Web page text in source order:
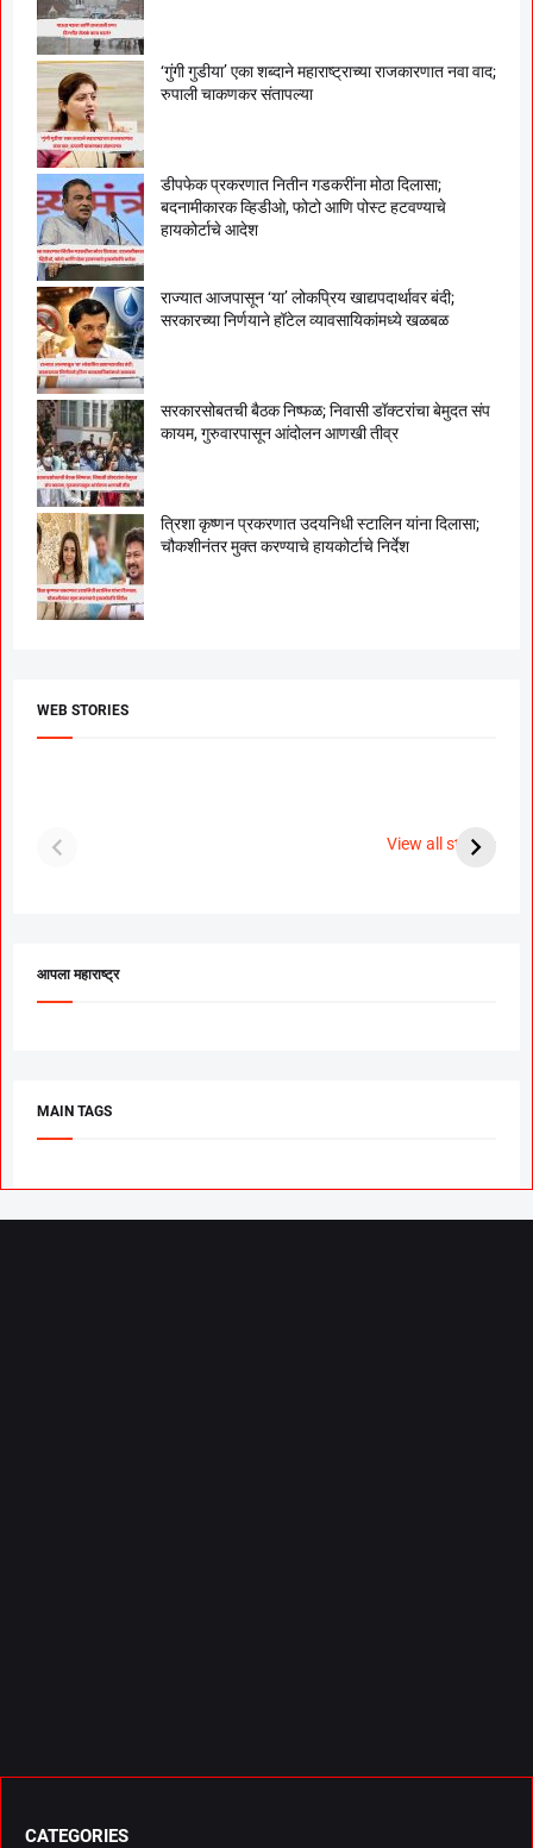
‘गुंगी गुडीया’ एका शब्दाने महाराष्ट्राच्या राजकारणात नवा वाद;
रुपाली चाकणकर संतापल्या
डीपफेक प्रकरणात नितीन गडकरींना मोठा दिलासा;
बदनामीकारक व्हिडीओ, फोटो आणि पोस्ट हटवण्याचे
हायकोर्टाचे आदेश
राज्यात आजपासून ‘या’ लोकप्रिय खाद्यपदार्थावर बंदी;
सरकारच्या निर्णयाने हॉटेल व्यावसायिकांमध्ये खळबळ
सरकारसोबतची बैठक निष्फळ; निवासी डॉक्टरांचा बेमुदत संप
कायम, गुरुवारपासून आंदोलन आणखी तीव्र
त्रिशा कृष्णन प्रकरणात उदयनिधी स्टालिन यांना दिलासा;
चौकशीनंतर मुक्त करण्याचे हायकोर्टाचे निर्देश
WEB STORIES
View all stories
पूजा सावंत ने गुपचूप
आपला महाराष्ट्र
MAIN TAGS
CATEGORIES